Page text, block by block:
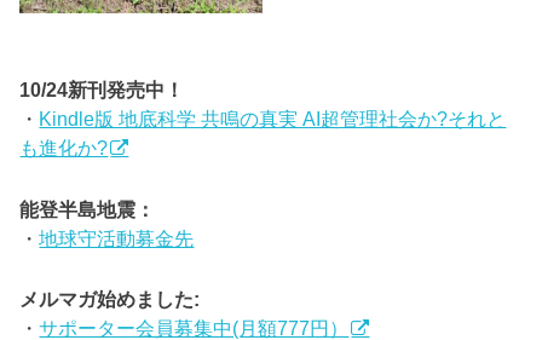
10/24新刊発売中！
・ Kindle版 地底科学 共鳴の真実 AI超管理社会か?それと
も進化か?
能登半島地震：
・地球守活動募金先
メルマガ始めました:
・サポーター会員募集中(月額777円）